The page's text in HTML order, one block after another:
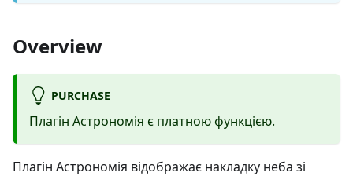
Overview
PURCHASE
Плагін Астрономія є платною функцією.
Плагін Астрономія відображає накладку неба зі